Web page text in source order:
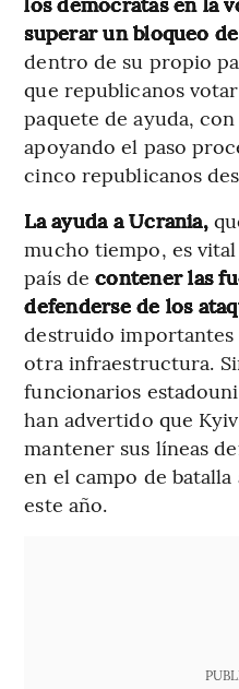
superar un bloqueo
dentro de su propio
que republicanos
paquete de ayuda,
apoyando el paso
cinco republicanos
La ayuda a Ucrania,
mucho tiempo, es
país decontener las
defenderse de los
destruido importantes
otra infraestructura.
funcionarios
han advertido que
mantener sus líneas
en el campo de
este año.